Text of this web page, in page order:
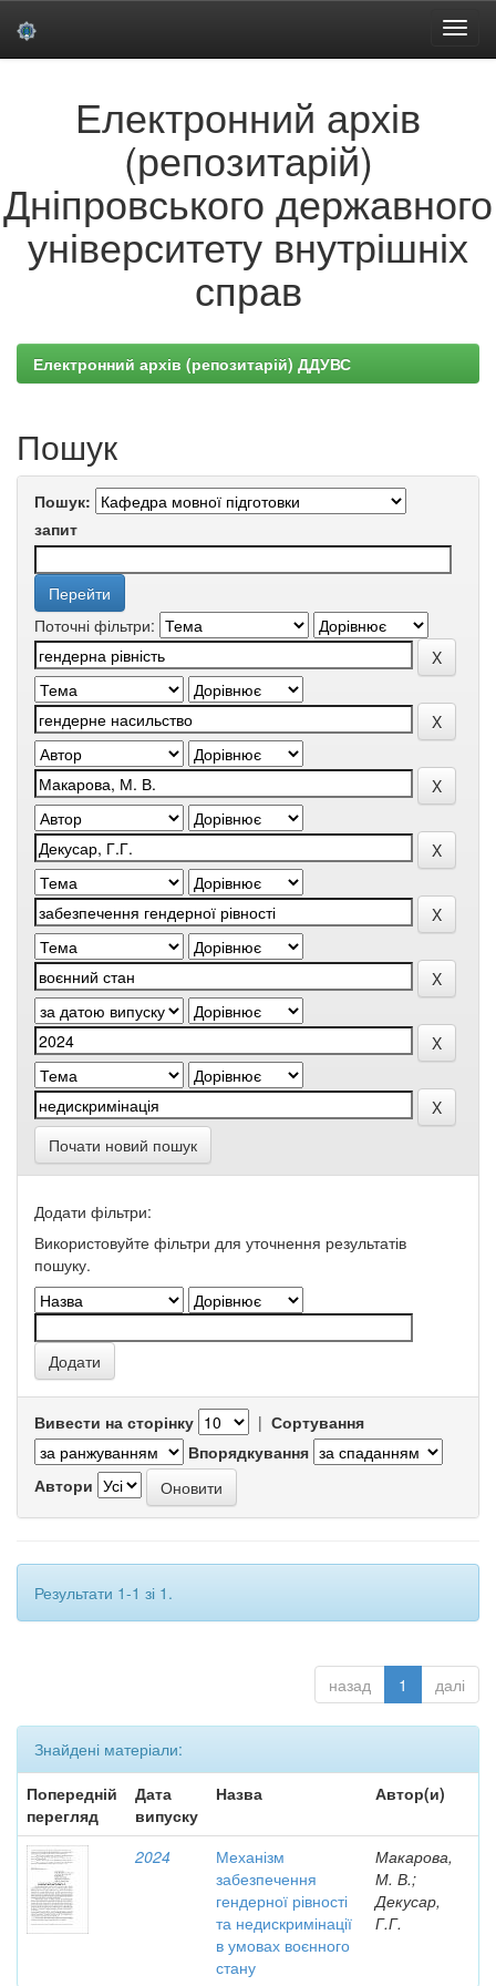
Електронний архів
(репозитарій)
Дніпровського державного
університету внутрішніх
справ
Електронний архів (репозитарій) ДДУВС
Пошук
Пошук:
запит
Поточні фільтри:
Почати новий пошук
Додати фільтри:
Використовуйте фільтри для уточнення результатів
пошуку.
Вивести на сторінку | Сортування
Впорядкування
Автори
Результати 1-1 зі 1.
назад 1 далі
Знайдені матеріали:
Попередній
перегляд
Дата
випуску
Назва Автор(и)
2024
Механізм
забезпечення
гендерної рівності
та недискримінації
в умовах воєнного
стану
Макарова,
М. В.;
Декусар,
Г.Г.